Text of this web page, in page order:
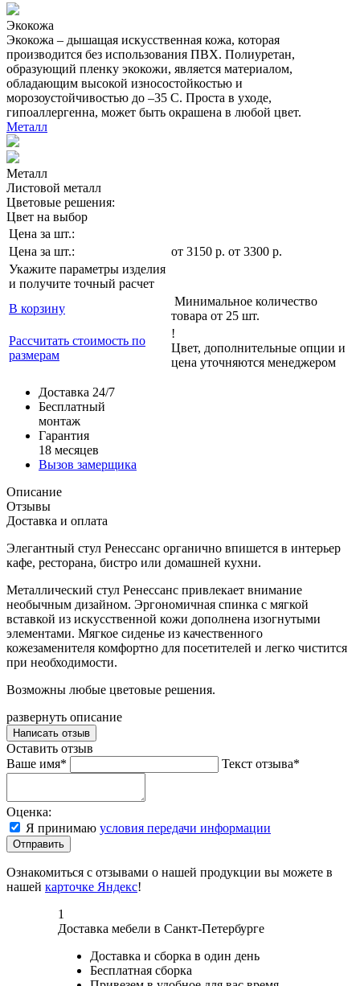
Экокожа
Экокожа – дышащая искусственная кожа, которая
производится без использования ПВХ. Полиуретан,
образующий пленку экокожи, является материалом,
обладающим высокой износостойкостью и
морозоустойчивостью до –35 С. Проста в уходе,
гипоаллергенна, может быть окрашена в любой цвет.
Металл
Металл
Листовой металл
Цветовые решения:
Цвет на выбор
Цена за шт.:
Цена за шт.:
от 3150 р. от 3300 р.
Укажите параметры изделия
и получите точный расчет
В корзину
Минимальное количество
товара от 25 шт.
Рассчитать стоимость по
размерам
!
Цвет, дополнительные опции и
цена уточняются менеджером
Доставка 24/7
Бесплатный
монтаж
Гарантия
18 месяцев
Вызов замерщика
Описание
Отзывы
Доставка и оплата
Элегантный стул Ренессанс органично впишется в интерьер
кафе, ресторана, бистро или домашней кухни.
Металлический стул Ренессанс привлекает внимание
необычным дизайном. Эргономичная спинка с мягкой
вставкой из искусственной кожи дополнена изогнутыми
элементами. Мягкое сиденье из качественного
кожезаменителя комфортно для посетителей и легко чистится
при необходимости.
Возможны любые цветовые решения.
развернуть описание
Написать отзыв
Оставить отзыв
Ваше имя*
Текст отзыва*
Оценка:
Я принимаю условия передачи информации
Отправить
Ознакомиться с отзывами о нашей продукции вы можете в
нашей карточке Яндекс!
1
Доставка мебели в Санкт-Петербурге
Доставка и сборка в один день
Бесплатная сборка